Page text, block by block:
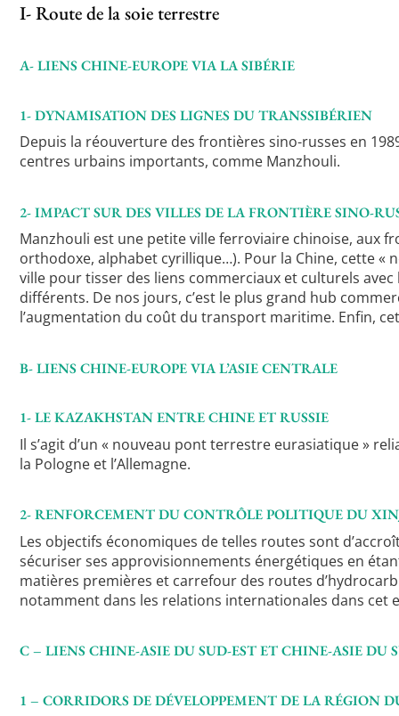
I- Route de la soie terrestre
A- LIENS CHINE-EUROPE VIA LA SIBÉRIE
1- DYNAMISATION DES LIGNES DU TRANSSIBÉRIEN
Depuis la réouverture des frontières sino-russes en
centres urbains importants, comme Manzhouli.
2- IMPACT SUR DES VILLES DE LA FRONTIÈRE SINO-
Manzhouli est une petite ville ferroviaire chinoise, aux
orthodoxe, alphabet cyrillique…). Pour la Chine, cette «
ville pour tisser des liens commerciaux et culturels
différents. De nos jours, c’est le plus grand hub
l’augmentation du coût du transport maritime. Enfin,
B- LIENS CHINE-EUROPE VIA L’ASIE CENTRALE
1- LE KAZAKHSTAN ENTRE CHINE ET RUSSIE
Il s’agit d’un « nouveau pont terrestre eurasiatique »
la Pologne et l’Allemagne.
2- RENFORCEMENT DU CONTRÔLE POLITIQUE DU
Les objectifs économiques de telles routes sont
sécuriser ses approvisionnements énergétiques en
matières premières et carrefour des routes
notamment dans les relations internationales dans cet
C – LIENS CHINE-ASIE DU SUD-EST ET CHINE-ASIE DU
1 – CORRIDORS DE DÉVELOPPEMENT DE LA RÉGION